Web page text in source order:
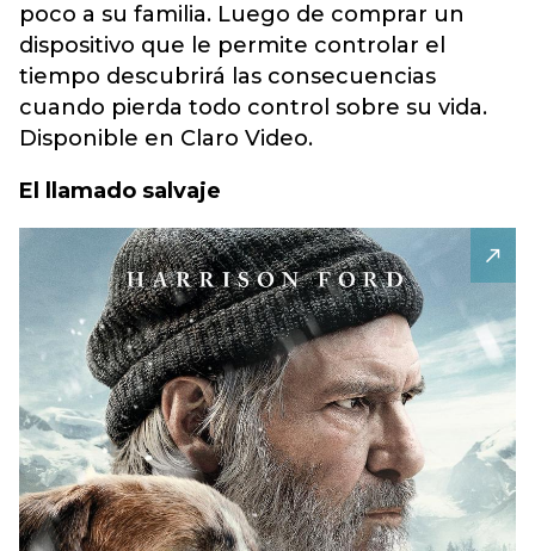
poco a su familia. Luego de comprar un
dispositivo que le permite controlar el
tiempo descubrirá las consecuencias
cuando pierda todo control sobre su vida.
Disponible en Claro Video.
El llamado salvaje